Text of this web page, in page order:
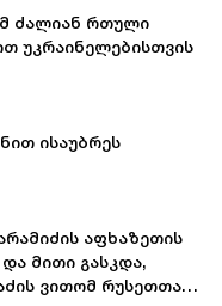
ძალიან რთული
უკრაინელებისთვის
ისაუბრეს
აფხაზეთის
მითი გასკდა,
ვითომ რუსეთთან